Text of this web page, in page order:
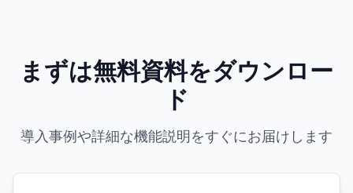
まずは無料資料をダウンロー
ド
導入事例や詳細な機能説明をすぐにお届けします